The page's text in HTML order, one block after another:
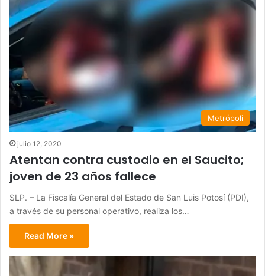
Metrópoli
julio 12, 2020
Atentan contra custodio en el Saucito;
joven de 23 años fallece
SLP. – La Fiscalía General del Estado de San Luis Potosí (PDI),
a través de su personal operativo, realiza los…
Read More »